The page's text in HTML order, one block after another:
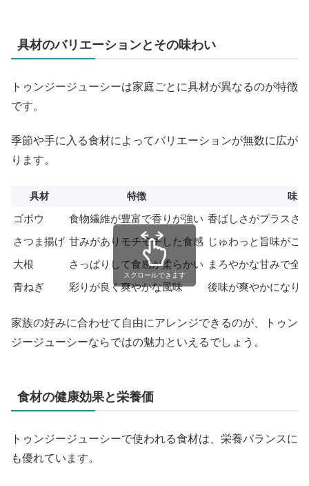
具材のバリエーションとその味わい
トゥンジージューシーは家庭ごとに具材が異なるのが特徴
です。
季節や手に入る食材によってバリエーションが無数に広が
ります。
具材 特徴 味わ
ゴボウ 食物繊維が豊富で香りが強い 香ばしさがプラスさ
さつま揚げ 甘みがありモチモチした食感 じゅわっと旨味がご
大根
さっぱりして食感が柔らかい まろやかな甘みで全
青ねぎ
彩りが良く爽やかな風味 後味が爽やかになり
スクロールできます
家族の好みに合わせて自由にアレンジできるのが、トゥン
ジージューシーならではの魅力といえるでしょう。
食材の健康効果と栄養価
トゥンジージューシーで使われる食材は、栄養バランスに
も優れています。